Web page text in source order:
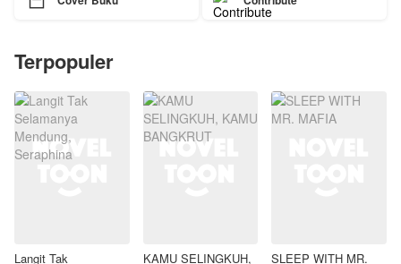
Terpopuler
Langit Tak KAMU SELINGKUH, SLEEP WITH MR.